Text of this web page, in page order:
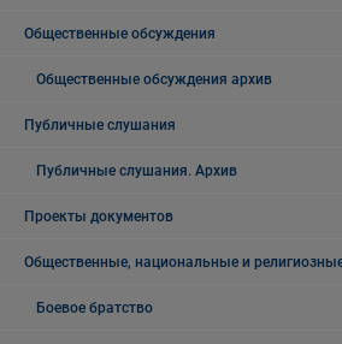
Общественные обсуждения
Общественные обсуждения архив
Публичные слушания
Публичные слушания. Архив
Проекты документов
Общественные, национальные и
Боевое братство